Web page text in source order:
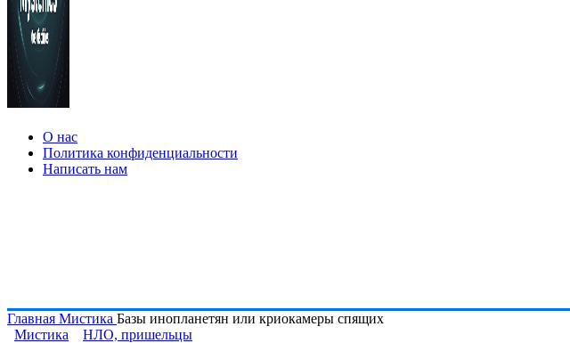
О нас
Политика конфиденциальности
Написать нам
Главная Мистика Базы инопланетян или криокамеры спящих
Мистика
НЛО, пришельцы